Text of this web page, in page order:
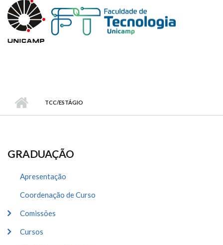
TCC/ESTÁGIO
GRADUAÇÃO
Apresentação
Coordenação de Curso
Comissões
Cursos